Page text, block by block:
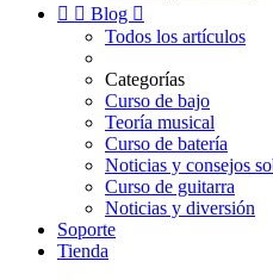
  Blog 
Todos los artículos
Categorías
Curso de bajo
Teoría musical
Curso de batería
Noticias y consejos
Curso de guitarra
Noticias y diversión
Soporte
Tienda